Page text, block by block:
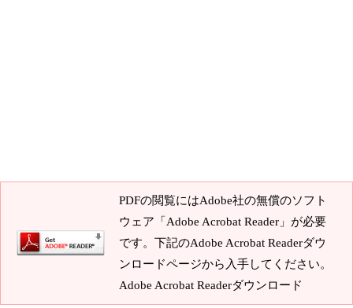
PDFの閲覧にはAdobe社の無償のソフト
ウェア「Adobe Acrobat Reader」が必要
です。下記のAdobe Acrobat Readerダウ
ンロードページから入手してください。
Adobe Acrobat Readerダウンロード